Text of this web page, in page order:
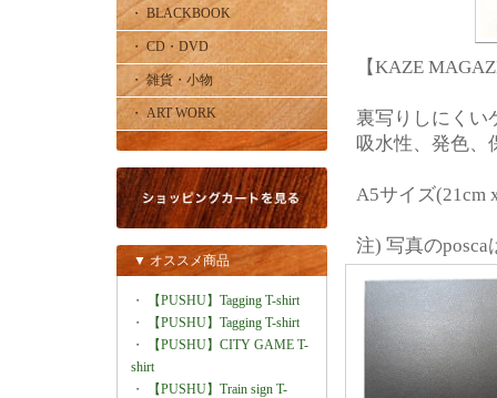
・ BLACKBOOK
・ CD・DVD
・ 雑貨・小物
・ ART WORK
▼ オススメ商品
・
【PUSHU】Tagging T-shirt
・
【PUSHU】Tagging T-shirt
・
【PUSHU】CITY GAME T-
shirt
・
【PUSHU】Train sign T-
【KAZE
裏写りしにくい
吸水性、発色、
A5サイズ(21cm
注) 写真の